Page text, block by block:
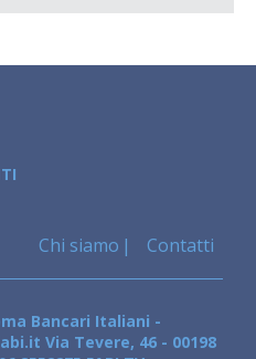
Chi siamo Contatti
Bancari Italiani -
Via Tevere, 46 - 00198